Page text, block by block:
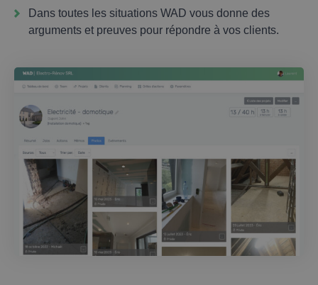
Dans toutes les situations WAD vous donne des
arguments et preuves pour répondre à vos clients.